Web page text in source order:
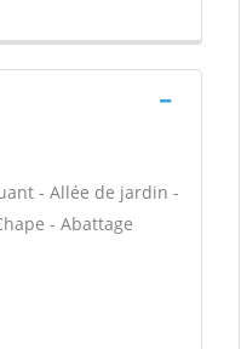
- Allée de jardin -
- Abattage